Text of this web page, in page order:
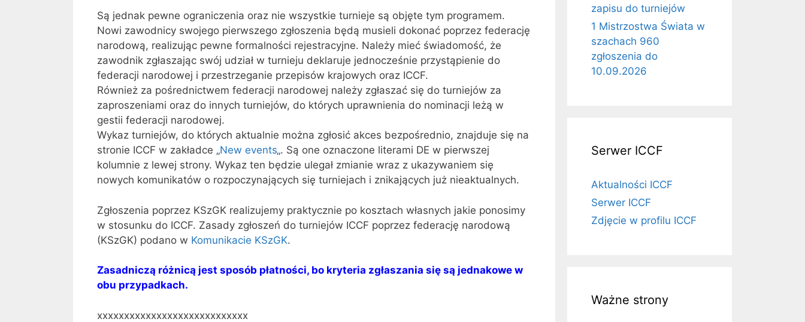
Są jednak pewne ograniczenia oraz nie wszystkie turnieje są objęte tym programem.
Nowi zawodnicy swojego pierwszego zgłoszenia będą musieli dokonać poprzez federację
narodową, realizując pewne formalności rejestracyjne. Należy mieć świadomość, że
zawodnik zgłaszając swój udział w turnieju deklaruje jednocześnie przystąpienie do
federacji narodowej i przestrzeganie przepisów krajowych oraz ICCF.
Również za pośrednictwem federacji narodowej należy zgłaszać się do turniejów za
zaproszeniami oraz do innych turniejów, do których uprawnienia do nominacji leżą w
gestii federacji narodowej.
Wykaz turniejów, do których aktualnie można zgłosić akces bezpośrednio, znajduje się na
stronie ICCF w zakładce „New events„. Są one oznaczone literami DE w pierwszej
kolumnie z lewej strony. Wykaz ten będzie ulegał zmianie wraz z ukazywaniem się
nowych komunikatów o rozpoczynających się turniejach i znikających już nieaktualnych.
Zgłoszenia poprzez KSzGK realizujemy praktycznie po kosztach własnych jakie ponosimy
w stosunku do ICCF. Zasady zgłoszeń do turniejów ICCF poprzez federację narodową
(KSzGK) podano w Komunikacie KSzGK.
Zasadniczą różnicą jest sposób płatności, bo kryteria zgłaszania się są jednakowe w
obu przypadkach.
xxxxxxxxxxxxxxxxxxxxxxxxxxxx
zapisu do turniejów
1 Mistrzostwa Świata w
szachach 960
zgłoszenia do
10.09.2026
Serwer ICCF
Aktualności ICCF
Serwer ICCF
Zdjęcie w profilu ICCF
Ważne strony